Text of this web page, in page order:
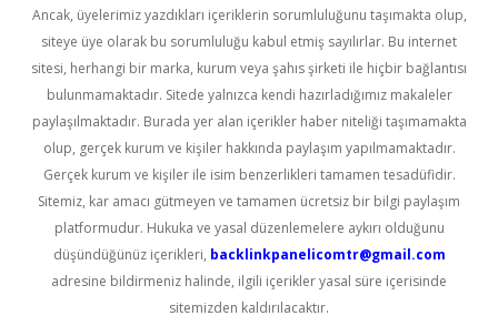
Ancak, üyelerimiz yazdıkları içeriklerin sorumluluğunu taşımakta olup,
siteye üye olarak bu sorumluluğu kabul etmiş sayılırlar. Bu internet
sitesi, herhangi bir marka, kurum veya şahıs şirketi ile hiçbir bağlantısı
bulunmamaktadır. Sitede yalnızca kendi hazırladığımız makaleler
paylaşılmaktadır. Burada yer alan içerikler haber niteliği taşımamakta
olup, gerçek kurum ve kişiler hakkında paylaşım yapılmamaktadır.
Gerçek kurum ve kişiler ile isim benzerlikleri tamamen tesadüfidir.
Sitemiz, kar amacı gütmeyen ve tamamen ücretsiz bir bilgi paylaşım
platformudur. Hukuka ve yasal düzenlemelere aykırı olduğunu
düşündüğünüz içerikleri, backlinkpanelicomtr@gmail.com
adresine bildirmeniz halinde, ilgili içerikler yasal süre içerisinde
sitemizden kaldırılacaktır.